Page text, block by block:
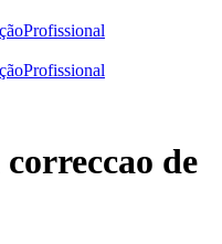
Profissional
Profissional
de